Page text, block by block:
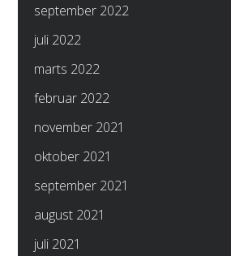
september 2022
juli 2022
marts 2022
februar 2022
november 2021
oktober 2021
september 2021
august 2021
juli 2021